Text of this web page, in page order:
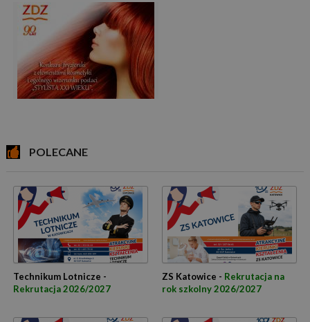
POLECANE
Technikum Lotnicze -
Rekrutacja 2026/2027
ZS Katowice - Rekrutacja na
rok szkolny 2026/2027